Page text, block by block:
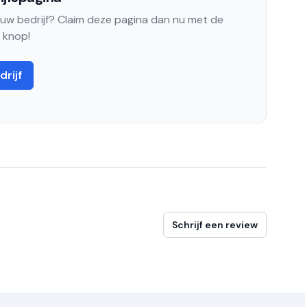
bedrijf? Claim deze pagina dan nu met de
Schrijf een review